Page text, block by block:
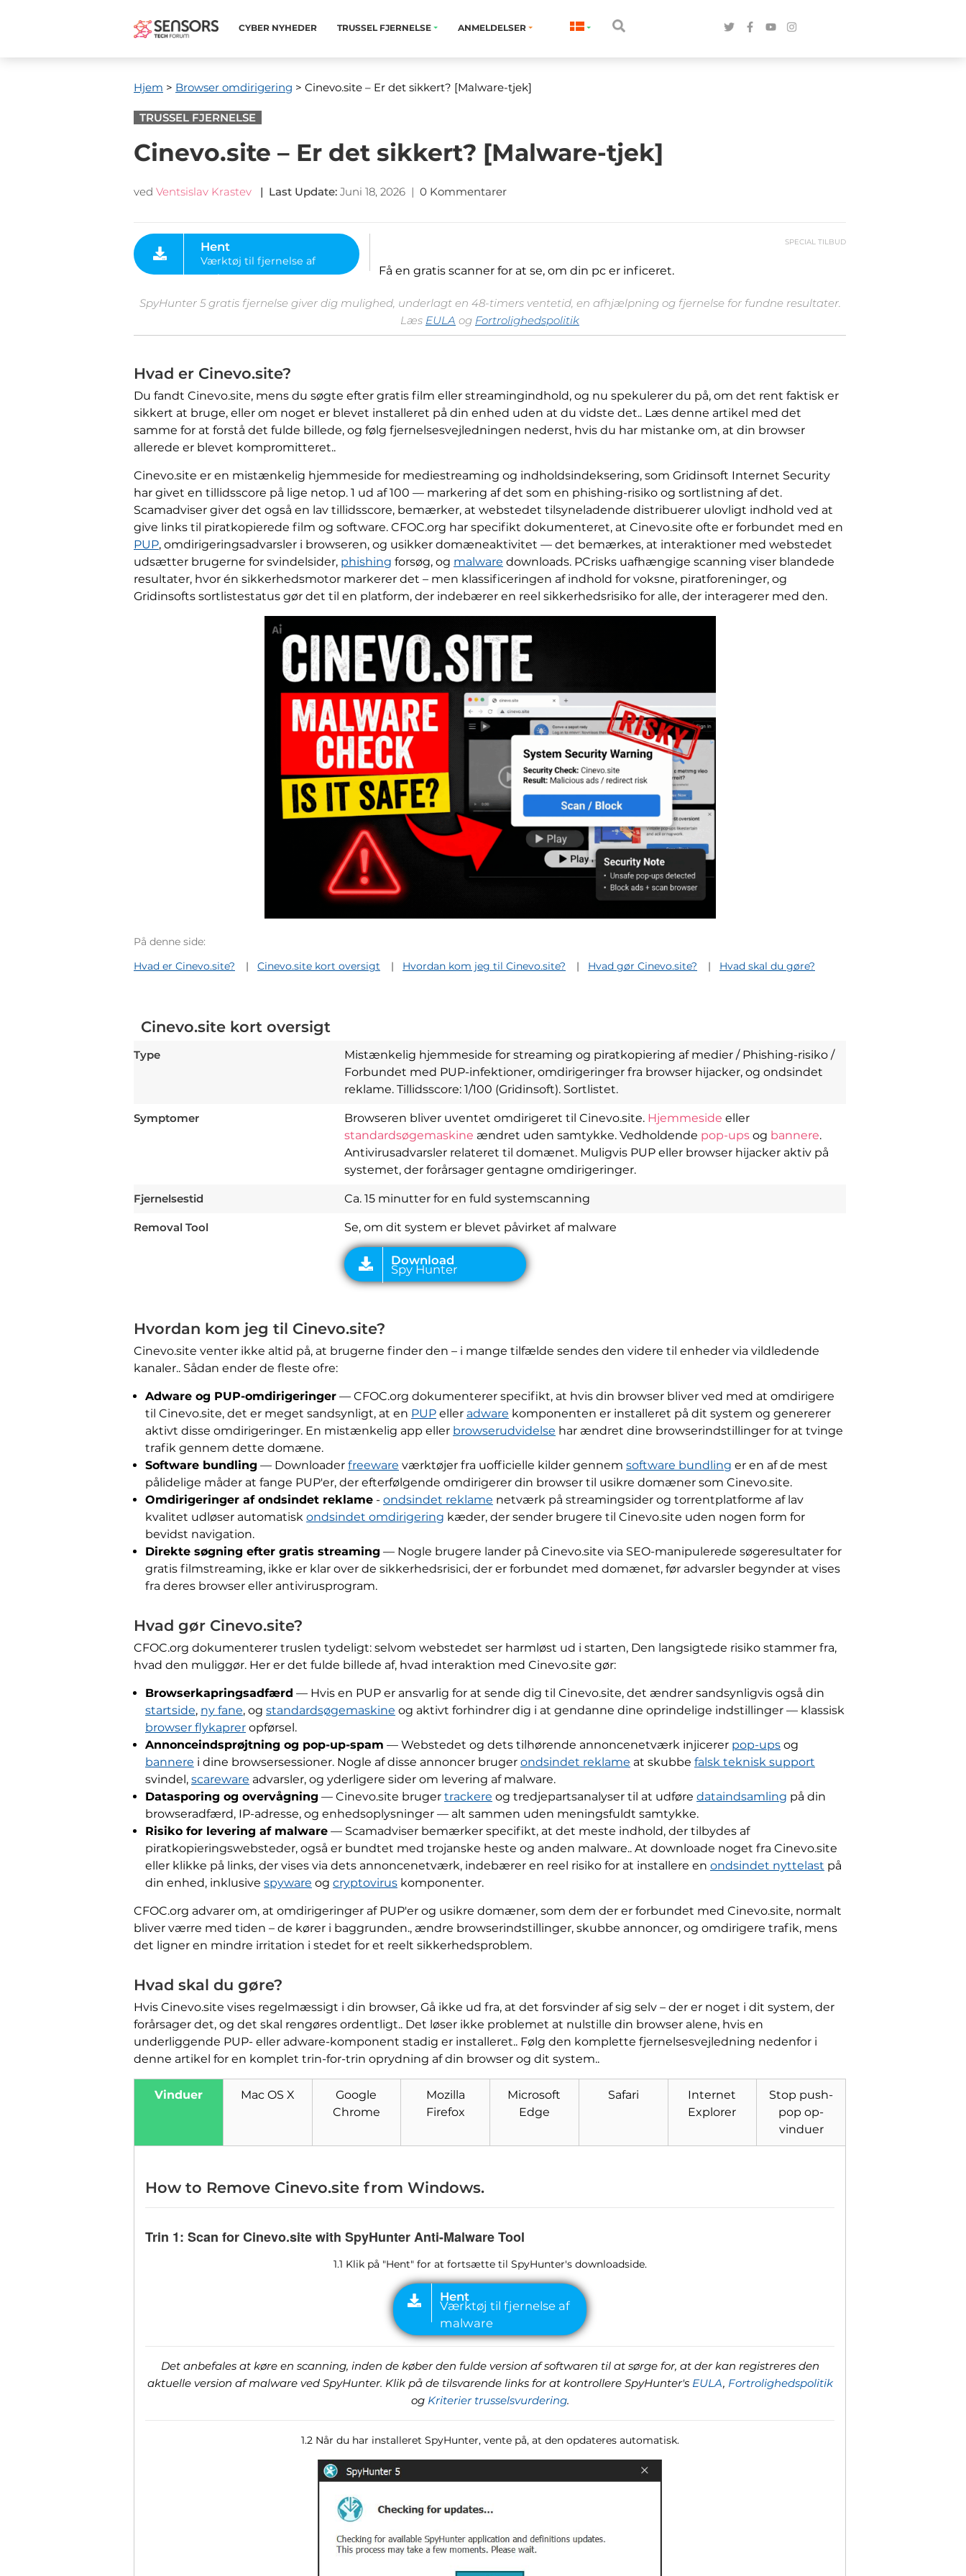
CYBER ​​NYHEDER TRUSSEL FJERNELSE ANMELDELSER
Hjem > Browser omdirigering > Cinevo.site – Er det sikkert? [Malware-tjek]
TRUSSEL FJERNELSE
Cinevo.site – Er det sikkert? [Malware-tjek]
ved Ventsislav Krastev | Last Update: Juni 18, 2026 | 0 Kommentarer
SPECIAL TILBUD
Værktøj til fjernelse af
malware
Få en gratis scanner for at se, om din pc er inficeret.
SpyHunter 5 gratis fjernelse giver dig mulighed, underlagt en 48-timers ventetid, en afhjælpning og fjernelse for fundne resultater.
Læs EULA og Fortrolighedspolitik
Hvad er Cinevo.site?
Du fandt Cinevo.site, mens du søgte efter gratis film eller streamingindhold, og nu spekulerer du på, om det rent faktisk er
sikkert at bruge, eller om noget er blevet installeret på din enhed uden at du vidste det.. Læs denne artikel med det
samme for at forstå det fulde billede, og følg fjernelsesvejledningen nederst, hvis du har mistanke om, at din browser
allerede er blevet kompromitteret..
Cinevo.site er en mistænkelig hjemmeside for mediestreaming og indholdsindeksering, som Gridinsoft Internet Security
har givet en tillidsscore på lige netop. 1 ud af 100 — markering af det som en phishing-risiko og sortlistning af det.
Scamadviser giver det også en lav tillidsscore, bemærker, at webstedet tilsyneladende distribuerer ulovligt indhold ved at
give links til piratkopierede film og software. CFOC.org har specifikt dokumenteret, at Cinevo.site ofte er forbundet med en
PUP, omdirigeringsadvarsler i browseren, og usikker domæneaktivitet — det bemærkes, at interaktioner med webstedet
udsætter brugerne for svindelsider, phishing forsøg, og malware downloads. PCrisks uafhængige scanning viser blandede
resultater, hvor én sikkerhedsmotor markerer det – men klassificeringen af indhold for voksne, piratforeninger, og
Gridinsofts sortlistestatus gør det til en platform, der indebærer en reel sikkerhedsrisiko for alle, der interagerer med den.
På denne side:
Hvad er Cinevo.site?
Cinevo.site kort oversigt Hvordan kom jeg til Cinevo.site? Hvad gør Cinevo.site? Hvad skal du gøre?
Cinevo.site kort oversigt
Type
Mistænkelig hjemmeside for streaming og piratkopiering af medier / Phishing-risiko /
Forbundet med PUP-infektioner, omdirigeringer fra browser hijacker, og ondsindet
reklame. Tillidsscore: 1/100 (Gridinsoft). Sortlistet.
Symptomer Browseren bliver uventet omdirigeret til Cinevo.site. Hjemmeside eller
standardsøgemaskine ændret uden samtykke. Vedholdende pop-ups og bannere.
Antivirusadvarsler relateret til domænet. Muligvis PUP eller browser hijacker aktiv på
systemet, der forårsager gentagne omdirigeringer.
Fjernelsestid Ca. 15 minutter for en fuld systemscanning
Removal Tool Se, om dit system er blevet påvirket af malware
Download
Spy Hunter
Hvordan kom jeg til Cinevo.site?
Cinevo.site venter ikke altid på, at brugerne finder den – i mange tilfælde sendes den videre til enheder via vildledende
kanaler.. Sådan ender de fleste ofre:
Adware og PUP-omdirigeringer — CFOC.org dokumenterer specifikt, at hvis din browser bliver ved med at omdirigere
til Cinevo.site, det er meget sandsynligt, at en PUP eller adware komponenten er installeret på dit system og genererer
aktivt disse omdirigeringer. En mistænkelig app eller browserudvidelse har ændret dine browserindstillinger for at tvinge
trafik gennem dette domæne.
Software bundling — Downloader freeware værktøjer fra uofficielle kilder gennem software bundling er en af de mest
pålidelige måder at fange PUP'er, der efterfølgende omdirigerer din browser til usikre domæner som Cinevo.site.
Omdirigeringer af ondsindet reklame - ondsindet reklame netværk på streamingsider og torrentplatforme af lav
kvalitet udløser automatisk ondsindet omdirigering kæder, der sender brugere til Cinevo.site uden nogen form for
bevidst navigation.
Direkte søgning efter gratis streaming — Nogle brugere lander på Cinevo.site via SEO-manipulerede søgeresultater for
gratis filmstreaming, ikke er klar over de sikkerhedsrisici, der er forbundet med domænet, før advarsler begynder at vises
fra deres browser eller antivirusprogram.
Hvad gør Cinevo.site?
CFOC.org dokumenterer truslen tydeligt: selvom webstedet ser harmløst ud i starten, Den langsigtede risiko stammer fra,
hvad den muliggør. Her er det fulde billede af, hvad interaktion med Cinevo.site gør:
Browserkapringsadfærd — Hvis en PUP er ansvarlig for at sende dig til Cinevo.site, det ændrer sandsynligvis også din
startside, ny fane, og standardsøgemaskine og aktivt forhindrer dig i at gendanne dine oprindelige indstillinger — klassisk
browser flykaprer opførsel.
Annonceindsprøjtning og pop-up-spam — Webstedet og dets tilhørende annoncenetværk injicerer pop-ups og
bannere i dine browsersessioner. Nogle af disse annoncer bruger ondsindet reklame at skubbe falsk teknisk support
svindel, scareware advarsler, og yderligere sider om levering af malware.
Datasporing og overvågning — Cinevo.site bruger trackere og tredjepartsanalyser til at udføre dataindsamling på din
browseradfærd, IP-adresse, og enhedsoplysninger — alt sammen uden meningsfuldt samtykke.
Risiko for levering af malware — Scamadviser bemærker specifikt, at det meste indhold, der tilbydes af
piratkopieringswebsteder, også er bundtet med trojanske heste og anden malware.. At downloade noget fra Cinevo.site
eller klikke på links, der vises via dets annoncenetværk, indebærer en reel risiko for at installere en ondsindet nyttelast på
din enhed, inklusive spyware og cryptovirus komponenter.
CFOC.org advarer om, at omdirigeringer af PUP'er og usikre domæner, som dem der er forbundet med Cinevo.site, normalt
bliver værre med tiden – de kører i baggrunden., ændre browserindstillinger, skubbe annoncer, og omdirigere trafik, mens
det ligner en mindre irritation i stedet for et reelt sikkerhedsproblem.
Hvad skal du gøre?
Hvis Cinevo.site vises regelmæssigt i din browser, Gå ikke ud fra, at det forsvinder af sig selv – der er noget i dit system, der
forårsager det, og det skal rengøres ordentligt.. Det løser ikke problemet at nulstille din browser alene, hvis en
underliggende PUP- eller adware-komponent stadig er installeret.. Følg den komplette fjernelsesvejledning nedenfor i
denne artikel for en komplet trin-for-trin oprydning af din browser og dit system..
Vinduer Mac OS X
Google
Chrome
Mozilla
Firefox
Microsoft
Edge
Safari
Internet
Explorer
Stop push-
pop op-
vinduer
How to Remove Cinevo.site from Windows.
Trin 1: Scan for Cinevo.site with SpyHunter Anti-Malware Tool
1.1 Klik på "Hent" for at fortsætte til SpyHunter's downloadside.
Værktøj til fjernelse af
malware
Det anbefales at køre en scanning, inden de køber den fulde version af softwaren til at sørge for, at der kan registreres den
aktuelle version af malware ved SpyHunter. Klik på de tilsvarende links for at kontrollere SpyHunter's EULA, Fortrolighedspolitik
og Kriterier trusselsvurdering.
1.2 Når du har installeret SpyHunter, vente på, at den opdateres automatisk.